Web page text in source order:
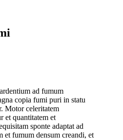
ad fumum
copia fumi puri in statu
Motor celeritatem
et quantitatem et
sponte adaptat ad
et fumum densum creandi, et